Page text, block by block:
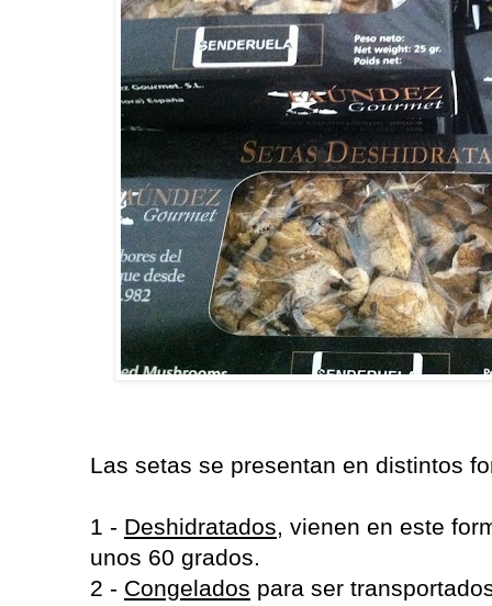
Las setas se presentan en distintos
1 - Deshidratados, vienen en este
unos 60 grados.
2 - Congelados para ser